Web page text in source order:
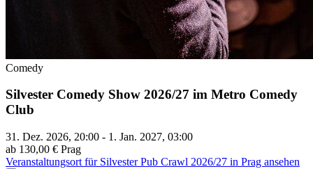
Comedy
Silvester Comedy Show 2026/27 im Metro Comedy
Club
31. Dez. 2026, 20:00 - 1. Jan. 2027, 03:00
ab 130,00 € Prag
Veranstaltungsort für Silvester Pub Crawl 2026/27 in Prag ansehen